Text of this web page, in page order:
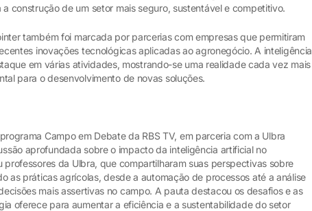
construção de um setor mais seguro, sustentável e competitivo.
também foi marcada por parcerias com empresas que permitiram
inovações tecnológicas aplicadas ao agronegócio. A inteligência
em várias atividades, mostrando-se uma realidade cada vez mais
para o desenvolvimento de novas soluções.
Campo em Debate da RBS TV, em parceria com a Ulbra
aprofundada sobre o impacto da inteligência artificial no
professores da Ulbra, que compartilharam suas perspectivas sobre
as práticas agrícolas, desde a automação de processos até a análise
mais assertivas no campo. A pauta destacou os desafios e as
oferece para aumentar a eficiência e a sustentabilidade do setor